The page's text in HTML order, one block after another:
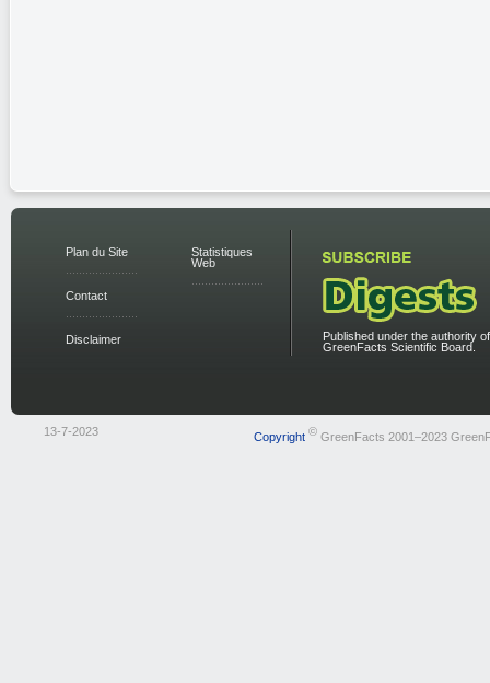
Plan du Site
Contact
Disclaimer
Statistiques
Web
Published under the authority
GreenFacts Scientific Board.
13-7-2023 Copyright ©GreenFacts 2001–2023